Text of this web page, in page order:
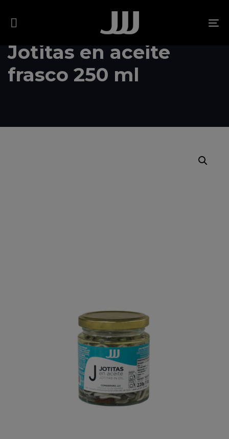
links
Jotitas en aceite
frasco 250 ml